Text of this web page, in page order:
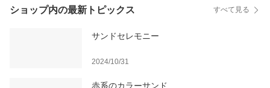
ショップ内の最新トピックス すべて見る
サンドセレモニー
2024/10/31
赤系のカラーサンド